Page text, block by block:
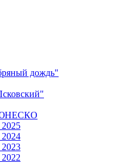
дождь"
ЮНЕСКО